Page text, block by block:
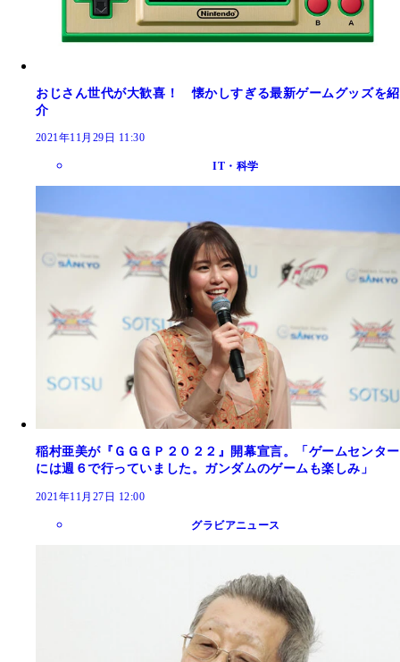
おじさん世代が大歓喜！ 懐かしすぎる最新ゲームグッズを紹
介
2021年11月29日 11:30
IT・科学
稲村亜美が『ＧＧＧＰ２０２２』開幕宣言。「ゲームセンター
には週６で行っていました。ガンダムのゲームも楽しみ」
2021年11月27日 12:00
グラビアニュース